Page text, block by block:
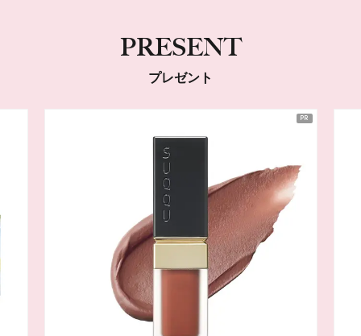
PRESENT
プレゼント